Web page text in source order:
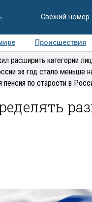
Свежий номер
Происшествия
Медиацентр
расширить категории
за год стало меньше
по старости в